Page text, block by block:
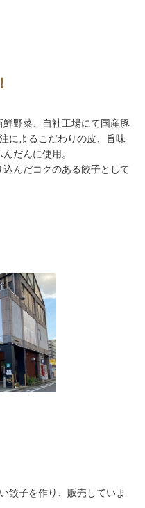
野菜、自社工場にて国産豚
によるこだわりの皮、旨味
だんに使用。
んだコクのある餃子として
餃子を作り、販売していま